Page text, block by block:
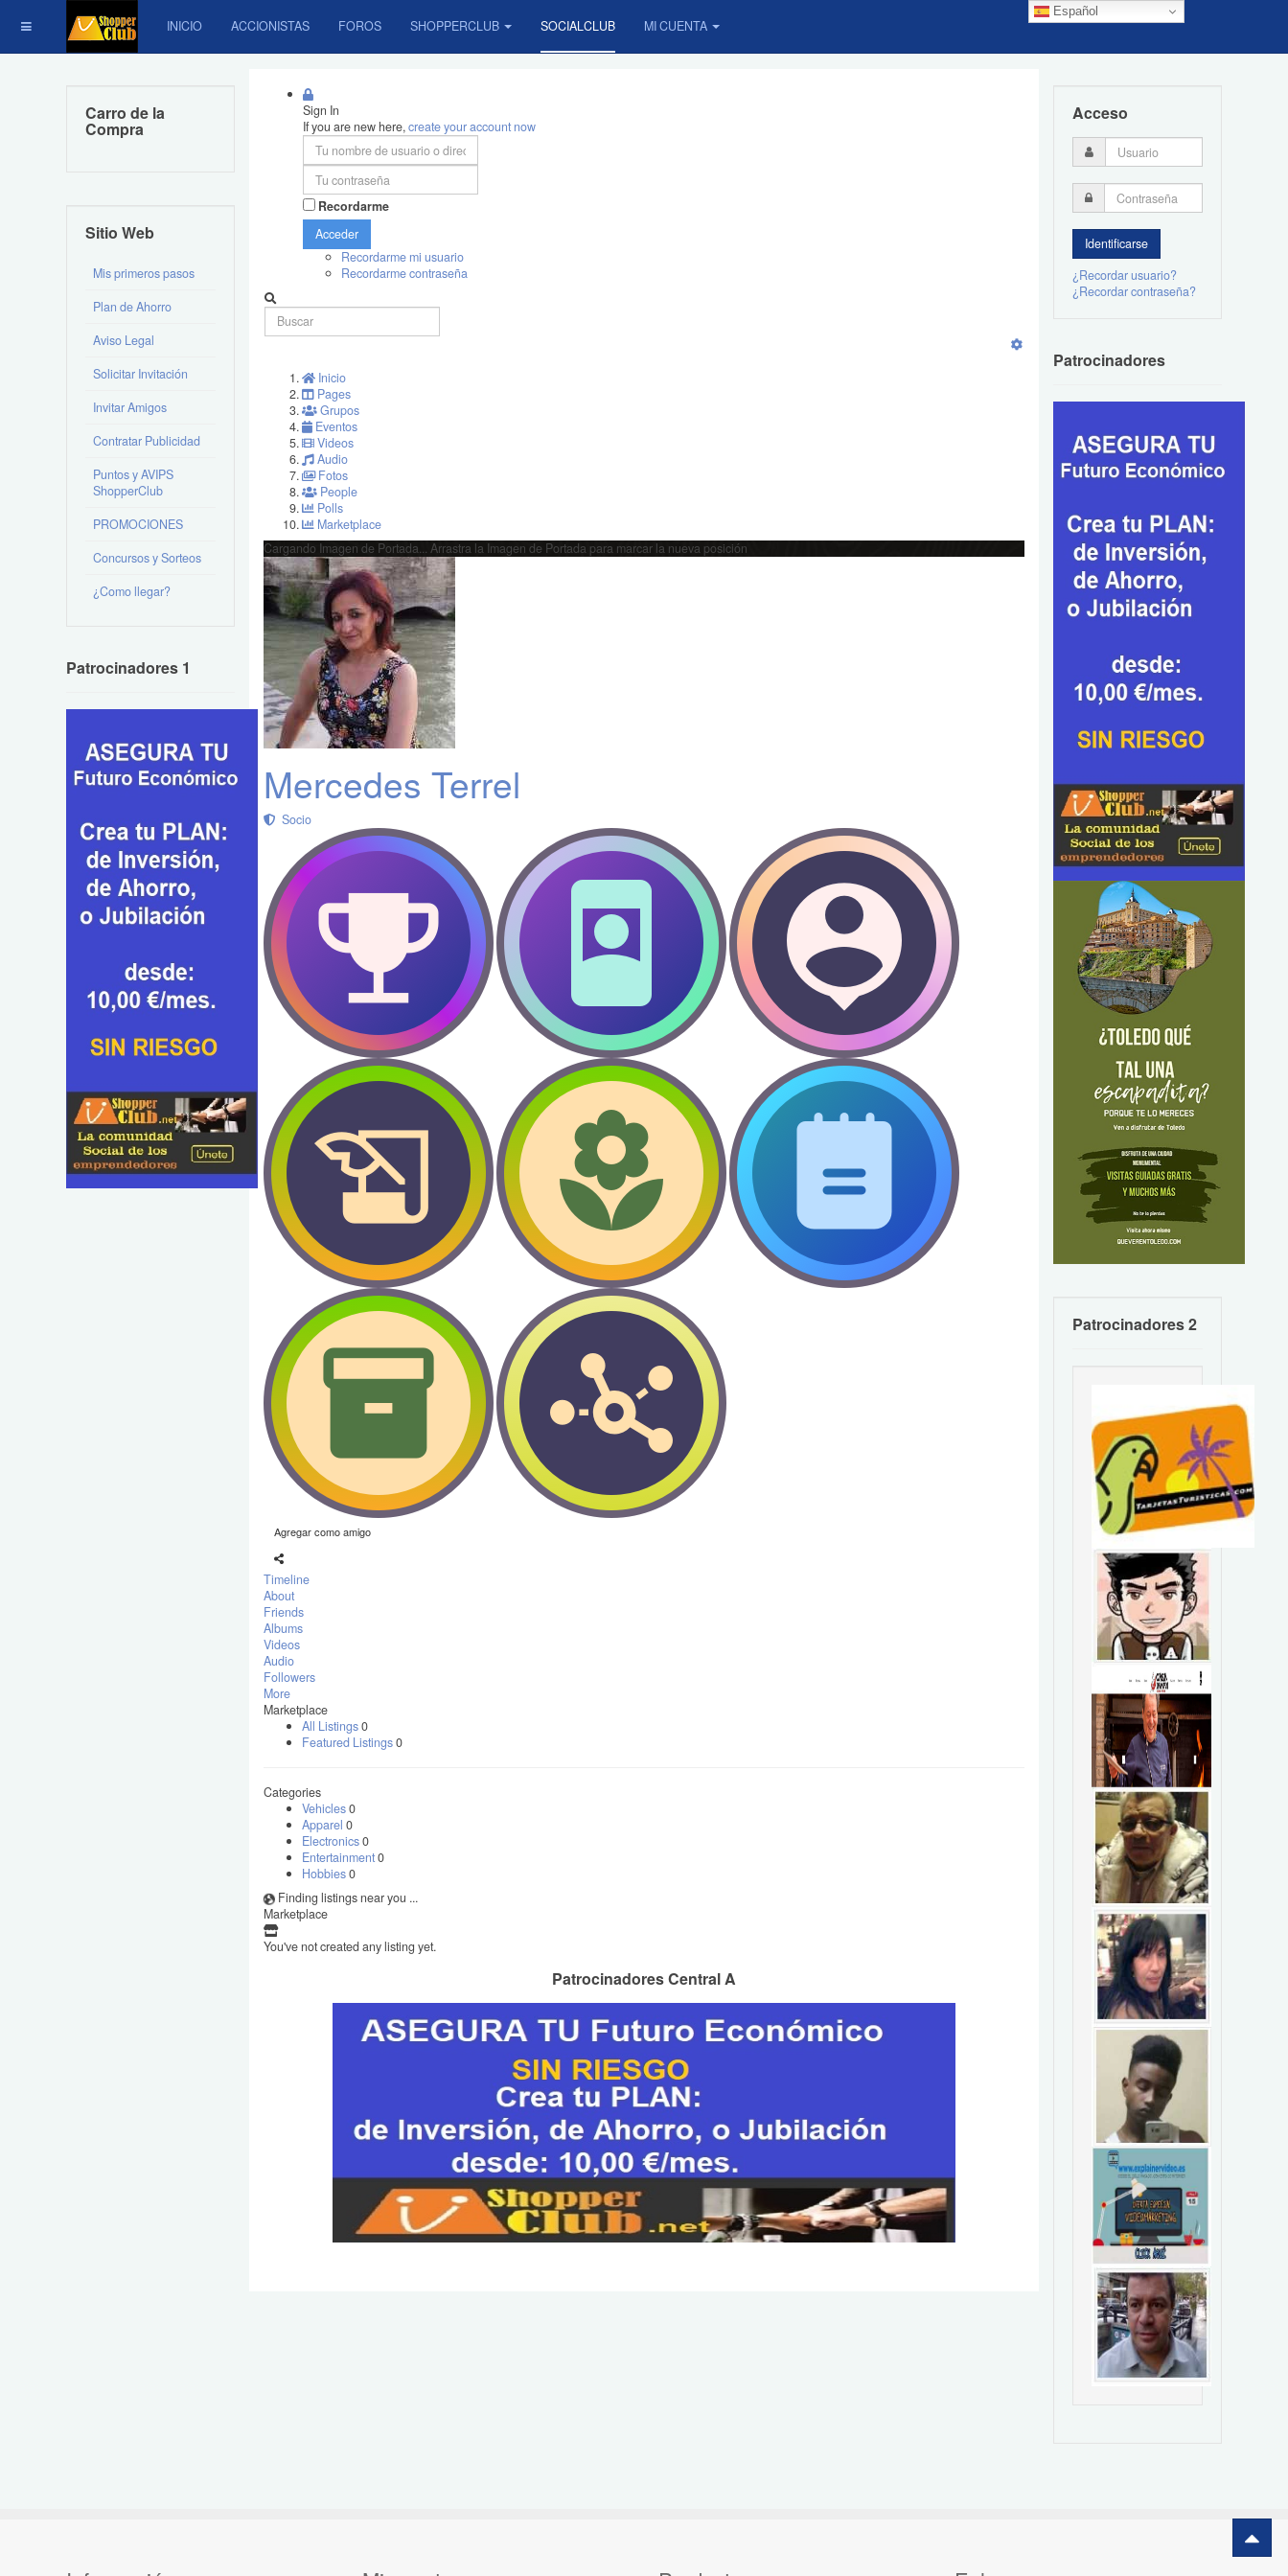
Español
INICIO ACCIONISTAS FOROS SHOPPERCLUB SOCIALCLUB MI CUENTA
Sign In
If you are new here,create your account now
Recordarme
Acceder
Recordarme mi usuario
Recordarme contraseña
Inicio
Pages
Grupos
Eventos
Videos
Audio
Fotos
People
Polls
Marketplace
Cargando Imagen de Portada... Arrastra la Imagen de Portada para marcar la nueva posición
Mercedes Terrel
Socio
Agregar como amigo
Timeline
About
Friends
Albums
Videos
Audio
Followers
More
Marketplace
All Listings0
Featured Listings0
Categories
Vehicles0
Apparel 0
Electronics0
Entertainment0
Hobbies0
Finding listings near you ...
Marketplace
You've not created any listing yet.
Patrocinadores Central A
Carro de la
Compra
Sitio Web
Mis primeros pasos
Plan de Ahorro
Aviso Legal
Solicitar Invitación
Invitar Amigos
Contratar Publicidad
Puntos y AVIPS
ShopperClub
PROMOCIONES
Concursos y Sorteos
¿Como llegar?
Patrocinadores 1
Acceso
¿Recordar usuario?
¿Recordar contraseña?
Patrocinadores
Patrocinadores 2